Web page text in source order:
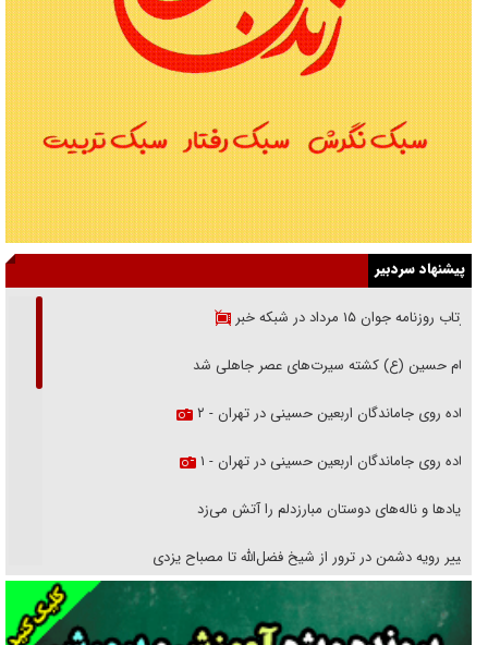
پیشنهاد سردبیر
بازتاب روزنامه جوان ۱۵ مرداد در شبکه خبر
امام حسین (ع) کشته سیرت‌های عصر جاهلی شد
پیاده روی جاماندگان اربعین حسینی در تهران - ۲
پیاده روی جاماندگان اربعین حسینی در تهران - ۱
فریاد‌ها و ناله‌های دوستان مبارزدلم را آتش می‌زد
تغییر رویه دشمن در ترور از شیخ فضل‌الله تا مصباح یزدی
خرید قسطی اولش خنده و آخرش گریه است!